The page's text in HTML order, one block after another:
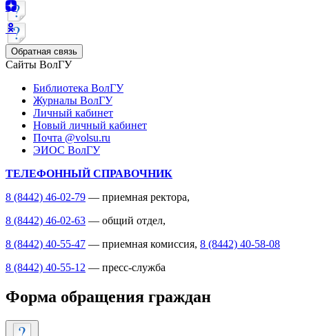
Обратная связь
Сайты ВолГУ
Библиотека ВолГУ
Журналы ВолГУ
Личный кабинет
Новый личный кабинет
Почта @volsu.ru
ЭИОС ВолГУ
ТЕЛЕФОННЫЙ СПРАВОЧНИК
8 (8442) 46-02-79 — приемная ректора,
8 (8442) 46-02-63 — общий отдел,
8 (8442) 40-55-47 — приемная комиссия, 8 (8442) 40-58-08
8 (8442) 40-55-12 — пресс-служба
Форма обращения граждан